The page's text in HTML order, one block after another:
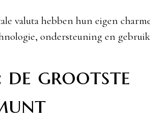
valuta hebben hun eigen
ondersteuning en
de grootste